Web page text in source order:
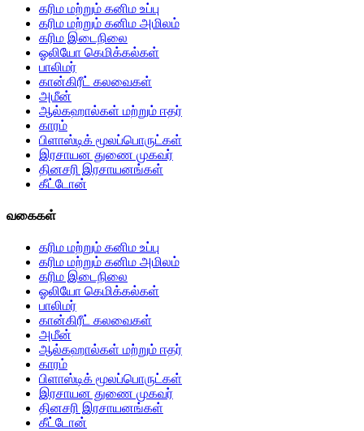
கரிம மற்றும் கனிம உப்பு
கரிம மற்றும் கனிம அமிலம்
கரிம இடைநிலை
ஓலியோ கெமிக்கல்கள்
பாலிமர்
கான்கிரீட் கலவைகள்
அமீன்
ஆல்கஹால்கள் மற்றும் ஈதர்
காரம்
பிளாஸ்டிக் மூலப்பொருட்கள்
இரசாயன துணை முகவர்
தினசரி இரசாயனங்கள்
கீட்டோன்
வகைகள்
கரிம மற்றும் கனிம உப்பு
கரிம மற்றும் கனிம அமிலம்
கரிம இடைநிலை
ஓலியோ கெமிக்கல்கள்
பாலிமர்
கான்கிரீட் கலவைகள்
அமீன்
ஆல்கஹால்கள் மற்றும் ஈதர்
காரம்
பிளாஸ்டிக் மூலப்பொருட்கள்
இரசாயன துணை முகவர்
தினசரி இரசாயனங்கள்
கீட்டோன்